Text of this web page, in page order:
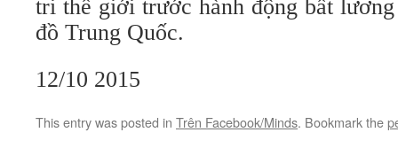
tri thế giới trước hành động bất
đồ Trung Quốc.
12/10 2015
This entry was posted in Trên Facebook/Minds. Bookmark the